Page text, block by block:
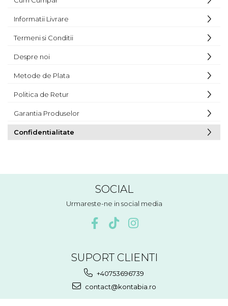
Informatii Livrare
Termeni si Conditii
Despre noi
Metode de Plata
Politica de Retur
Garantia Produselor
Confidentialitate
SOCIAL
Urmareste-ne in social media
SUPORT CLIENTI
+40753696739
contact@kontabia.ro